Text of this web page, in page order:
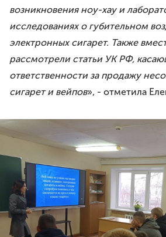
возникновения ноу-хау и
исследованиях о губительном
электронных сигарет. Также
рассмотрели статьи УК РФ,
ответственности за продажу
сигарет и вейпов», - отметила